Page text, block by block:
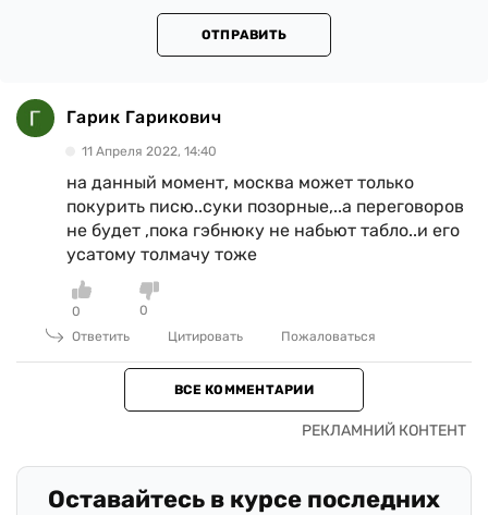
ОТПРАВИТЬ
Гарик Гарикович
11 Апреля 2022, 14:40
на данный момент, москва может только
покурить писю..суки позорные,..а переговоров
не будет ,пока гэбнюку не набьют табло..и его
усатому толмачу тоже
0
0
Ответить
Цитировать Пожаловаться
ВСЕ КОММЕНТАРИИ
Оставайтесь в курсе последних